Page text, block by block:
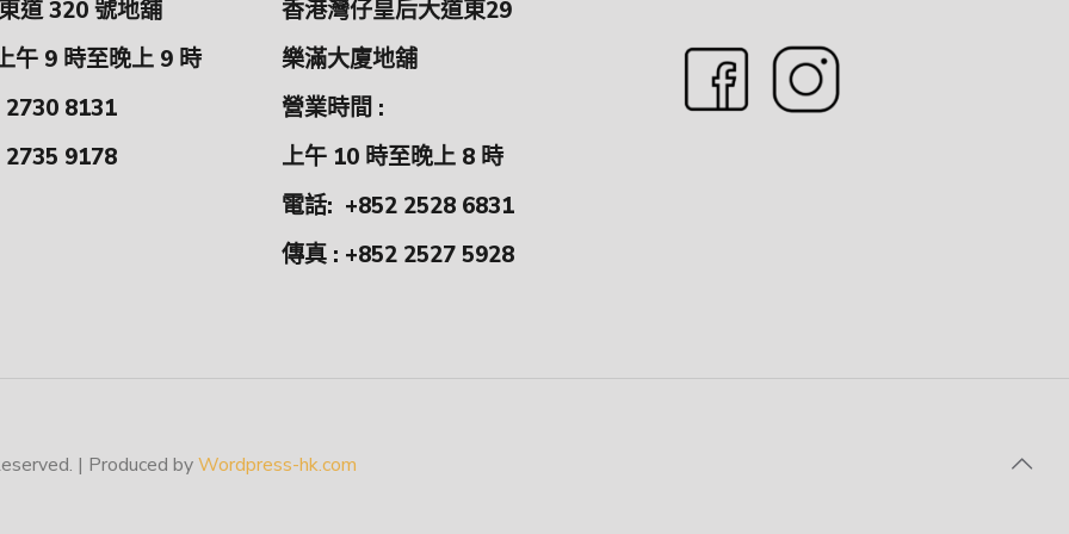
道 320 號地舖
午 9 時至晚上 9 時
2730 8131
2735 9178
香港灣仔皇后大道東29
樂滿大廈地舖
營業時間 :
上午 10 時至晚上 8 時
電話: +852 2528 6831
傳真 : +852 2527 5928
| Produced byWordpress-hk.com